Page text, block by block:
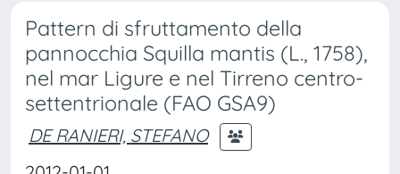
Pattern di sfruttamento della
pannocchia Squilla mantis (L., 1758),
nel mar Ligure e nel Tirreno centro-
settentrionale (FAO GSA9)
DE RANIERI, STEFANO